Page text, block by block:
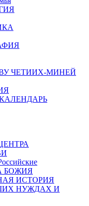
ЧЕТИИХ-МИНЕЙ
БОЖИЯ
ИСТОРИЯ
НУЖДАХ И